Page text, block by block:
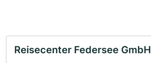
Reisecenter Federsee GmbH